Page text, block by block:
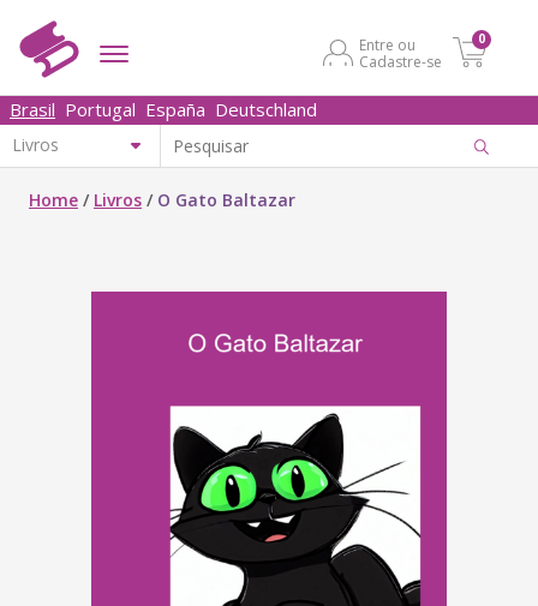
Entre ou
Cadastre-se
0
Brasil Portugal España Deutschland
Home / Livros / O Gato Baltazar